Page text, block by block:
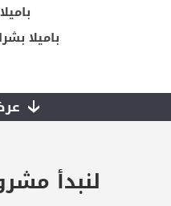
باميلا
لنبدأ